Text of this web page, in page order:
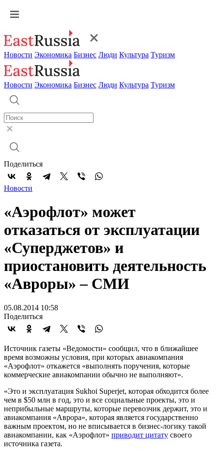
Новости Экономика Бизнес Люди Культура Туризм
Новости Экономика Бизнес Люди Культура Туризм
Поделиться
Новости
«Аэрофлот» может
отказаться от эксплуатации
«Суперджетов» и
приостановить деятельность
«Авроры» – СМИ
05.08.2014 10:58
Поделиться
Источник газеты «Ведомости» сообщил, что в ближайшее
время возможны условия, при которых авиакомпания
«Аэрофлот» откажется «выполнять поручения, которые
коммерческие авиакомпании обычно не выполняют».
«Это и эксплуатация Sukhoi Superjet, которая обходится более
чем в $50 млн в год, это и все социальные проекты, это и
неприбыльные маршруты, которые перевозчик держит, это и
авиакомпания «Аврора», которая является государственно
важным проектом, но не вписывается в бизнес-логику такой
авиакомпании, как «Аэрофлот» приводит цитату своего
источника газета.